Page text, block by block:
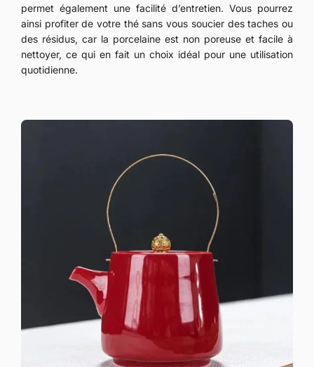
permet également une facilité d’entretien. Vous pourrez
ainsi profiter de votre thé sans vous soucier des taches ou
des résidus, car la porcelaine est non poreuse et facile à
nettoyer, ce qui en fait un choix idéal pour une utilisation
quotidienne.